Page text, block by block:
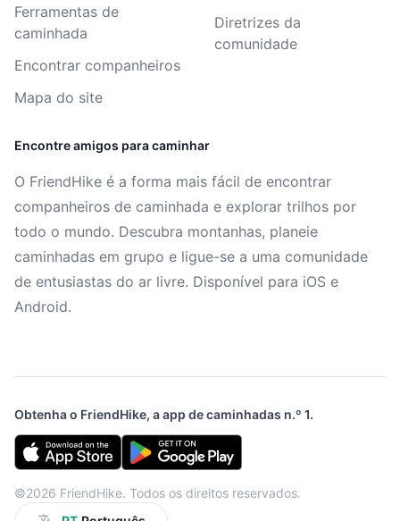
Ferramentas de
caminhada
Encontrar companheiros
Mapa do site
Diretrizes da
comunidade
Encontre amigos para caminhar
O FriendHike é a forma mais fácil de encontrar
companheiros de caminhada e explorar trilhos por
todo o mundo. Descubra montanhas, planeie
caminhadas em grupo e ligue-se a uma comunidade
de entusiastas do ar livre. Disponível para iOS e
Android.
Obtenha o FriendHike, a app de caminhadas n.º 1.
©2026 FriendHike. Todos os direitos reservados.